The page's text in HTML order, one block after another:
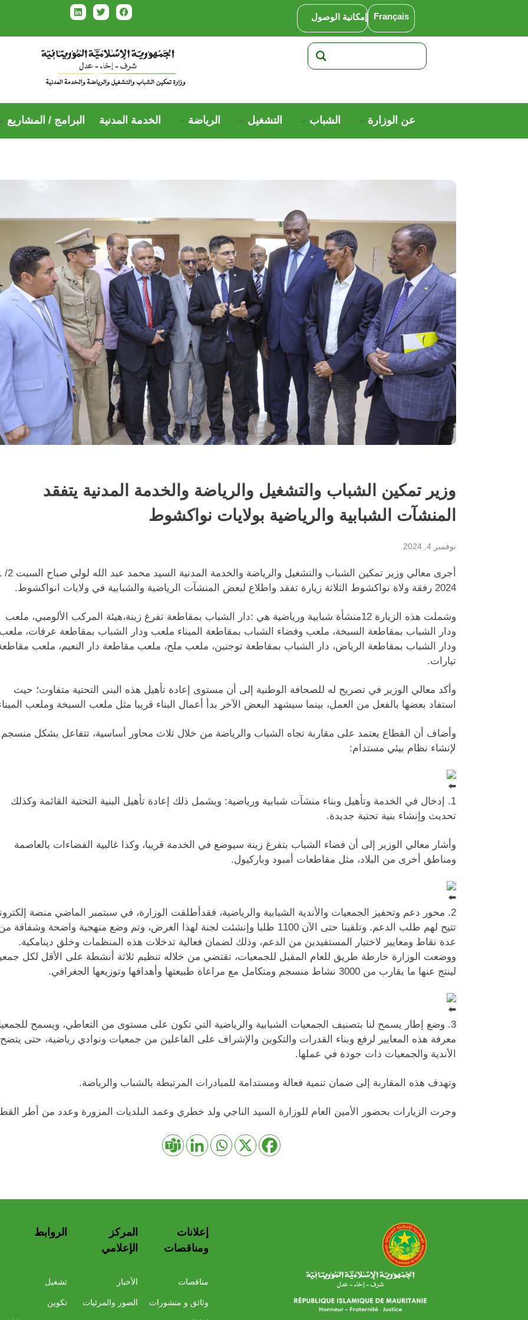
Français إمكانية الوصول
عن الوزارة الشباب التشغيل الرياضة الخدمة المدنية البرامج / المشاريع
وزير تمكين الشباب والتشغيل والرياضة والخدمة المدنية يتفقد
المنشآت الشبابية والرياضية بولايات نواكشوط
نوفمبر 4, 2024
2024 رفقة ولاة نواكشوط الثلاثة زيارة تفقد واطلاع لبعض المنشآت الرياضية والشبابية في ولايات انواكشوط.
وشملت هذه الزيارة 12منشأة شبابية ورياضية هي :دار الشباب بمقاطعة تفرغ زينة،هيئة المركب الألومبي، ملعب
ودار الشباب بمقاطعة السبخة، ملعب وفضاء الشباب بمقاطعة الميناء ملعب ودار
الشباب بمقاطعة عرفات، ملعب
ودار الشباب بمقاطعة الرياض، دار الشباب بمقاطعة توجنين، ملعب ملح، ملعب مقاطعة دار النعيم، ملعب
تيارات.
وأكد معالي الوزير في تصريح له للصحافة الوطنية إلى أن مستوى إعادة تأهيل هذه البنى التحتية متفاوت؛ حيث
استفاد بعضها بالفعل من العمل، بينما سيشهد البعض الآخر بدأ أعمال البناء قريبا مثل ملعب السبخة وملعب
وأضاف أن القطاع يعتمد على مقاربة تجاه الشباب والرياضة من خلال ثلاث محاور أساسية، تتفاعل بشكل منسجم
لإنشاء نظام بيئي مستدام:
1. إدخال في الخدمة وتأهيل وبناء منشآت شبابية ورياضية: ويشمل ذلك إعادة تأهيل البنية التحتية القائمة وكذلك
تحديث وإنشاء بنية تحتية جديدة.
وأشار معالي الوزير إلى أن فضاء الشباب بتفرغ زينة سيوضع في الخدمة قريبا، وكذا غالبية الفضاءات بالعاصمة
ومناطق أخرى من البلاد، مثل مقاطعات أمبود وباركيول.
2. محور دعم وتحفيز الجمعيات والأندية الشبابية والرياضية، فقدأطلقت الوزارة، في سبتمبر الماضي منصة
تتيح لهم طلب الدعم. وتلقينا حتى الآن 1100 طلبا وإنشئت لجنة لهذا الغرض، وتم وضع منهجية واضحة وشفافة
عدة نقاط ومعايير لاختيار المستفيدين من الدعم، وذلك لضمان فعالية تدخلات هذه المنظمات وخلق دينامكية.
ووضعت الوزارة خارطة طريق للعام المقبل للجمعيات، تقتضي من خلاله تنظيم ثلاثة أنشطة على الأقل لكل
لينتج عنها ما يقارب من 3000 نشاط منسجم ومتكامل مع مراعاة طبيعتها وأهدافها وتوزيعها الجغرافي.
3. وضع إطار يسمح لنا بتصنيف الجمعيات الشبابية والرياضية التي تكون على مستوى من التعاطي، ويسمح
معرفة هذه المعايير لرفع وبناء القدرات والتكوين والإشراف على الفاعلين من جمعيات ونوادي رياضية، حتى يتضح
الأندية والجمعيات ذات جودة في عملها.
وتهدف هذه المقاربة إلى ضمان تنمية فعالة ومستدامة للمبادرات المرتبطة بالشباب والرياضة.
وجرت الزيارات بحضور الأمين العام للوزارة السيد الناجي ولد خطري وعمد البلديات المزورة وعدد من أطر
وزارة تمكين الشباب والرياضة والخدمة المدنية
إعلانات
ومناقصات
مناقصات
وثائق و منشورات
المركز
الإعلامي
الأخبار
الصور والمرئيات
الروابط
تشغيل
تكوين